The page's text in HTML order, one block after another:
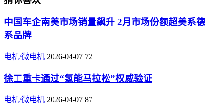
中国车企南美市场销量飙升 2月市场份额超美系德
系品牌
电机/微电机 2026-04-07 72
徐工重卡通过“氢能马拉松”权威验证
电机/微电机 2026-04-07 87